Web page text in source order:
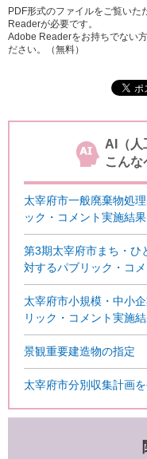
PDF形式のファイルをご覧い
Readerが必要です。
Adobe Readerをお持ちでない
ださい。（無料）
AI（人
こん
太宰府市一般廃棄物処
ック・コメント実施結果
第3期太宰府市まち・ひ
対するパブリック・コ
太宰府市小規模・中小
リック・コメント実施
景観重要建造物の指定
太宰府市分別収集計画